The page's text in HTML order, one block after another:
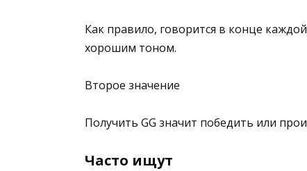
Как правило, говорится в конце
хорошим тоном.
Второе значение
Получить GG значит победить или
Часто ищут